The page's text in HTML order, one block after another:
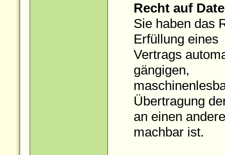
Recht auf
Sie haben das
Erfüllung eines
Vertrags
gängigen,
Übertragung
an einen
machbar ist.